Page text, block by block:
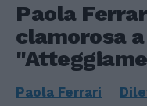
Paola
clamorosa
Paola Ferrari